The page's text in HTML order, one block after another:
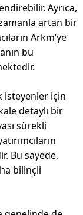
Ayrıca,
artan bir
Arkm’ye
bu
isteyenler için
detaylı bir
sürekli
Bu sayede,
bilinçli